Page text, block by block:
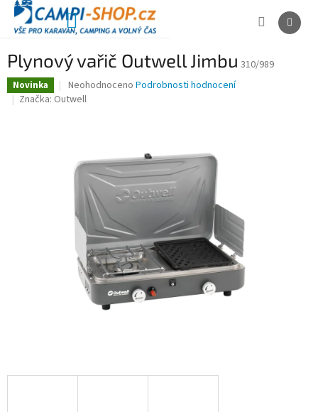
Přejít
obsah
NÁKUPNÍ
Plynový vařič Outwell Jimbu 310/989
Novinka
Průměrné
hodnocení
hvězdiček.
Neohodnoceno Podrobnosti hodnocení
Značka: Outwell